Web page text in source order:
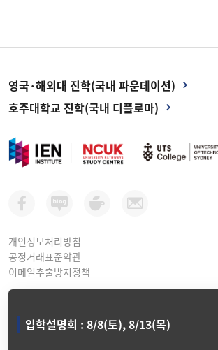
입학설명회 : 8/8(토), 8/13(목)
영국·해외대 진학(국내 파운데이션)
호주대학교 진학(국내 디플로마)
서울시 강남구 테헤란로 416, 연봉빌딩 2층 (선릉역 1번 출구)
T. (02) 3471-9911 ㅣ E. Info@ienkorea.com
개인정보처리방침
공정거래표준약관
이메일추출방지정책